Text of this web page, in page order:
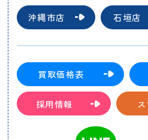
沖縄市店 石垣店
買取価格表
採用情報